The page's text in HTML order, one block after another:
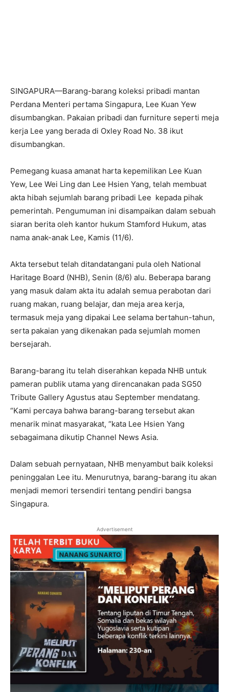
SINGAPURA—Barang-barang koleksi pribadi mantan
Perdana Menteri pertama Singapura, Lee Kuan Yew
disumbangkan. Pakaian pribadi dan furniture seperti meja
kerja Lee yang berada di Oxley Road No. 38 ikut
disumbangkan.
Pemegang kuasa amanat harta kepemilikan Lee Kuan
Yew, Lee Wei Ling dan Lee Hsien Yang, telah membuat
akta hibah sejumlah barang pribadi Lee kepada pihak
pemerintah. Pengumuman ini disampaikan dalam sebuah
siaran berita oleh kantor hukum Stamford Hukum, atas
nama anak-anak Lee, Kamis (11/6).
Akta tersebut telah ditandatangani pula oleh National
Haritage Board (NHB), Senin (8/6) alu. Beberapa barang
yang masuk dalam akta itu adalah semua perabotan dari
ruang makan, ruang belajar, dan meja area kerja,
termasuk meja yang dipakai Lee selama bertahun-tahun,
serta pakaian yang dikenakan pada sejumlah momen
bersejarah.
Barang-barang itu telah diserahkan kepada NHB untuk
pameran publik utama yang direncanakan pada SG50
Tribute Gallery Agustus atau September mendatang.
“Kami percaya bahwa barang-barang tersebut akan
menarik minat masyarakat, “kata Lee Hsien Yang
sebagaimana dikutip Channel News Asia.
Dalam sebuah pernyataan, NHB menyambut baik koleksi
peninggalan Lee itu. Menurutnya, barang-barang itu akan
menjadi memori tersendiri tentang pendiri bangsa
Singapura.
Advertisement